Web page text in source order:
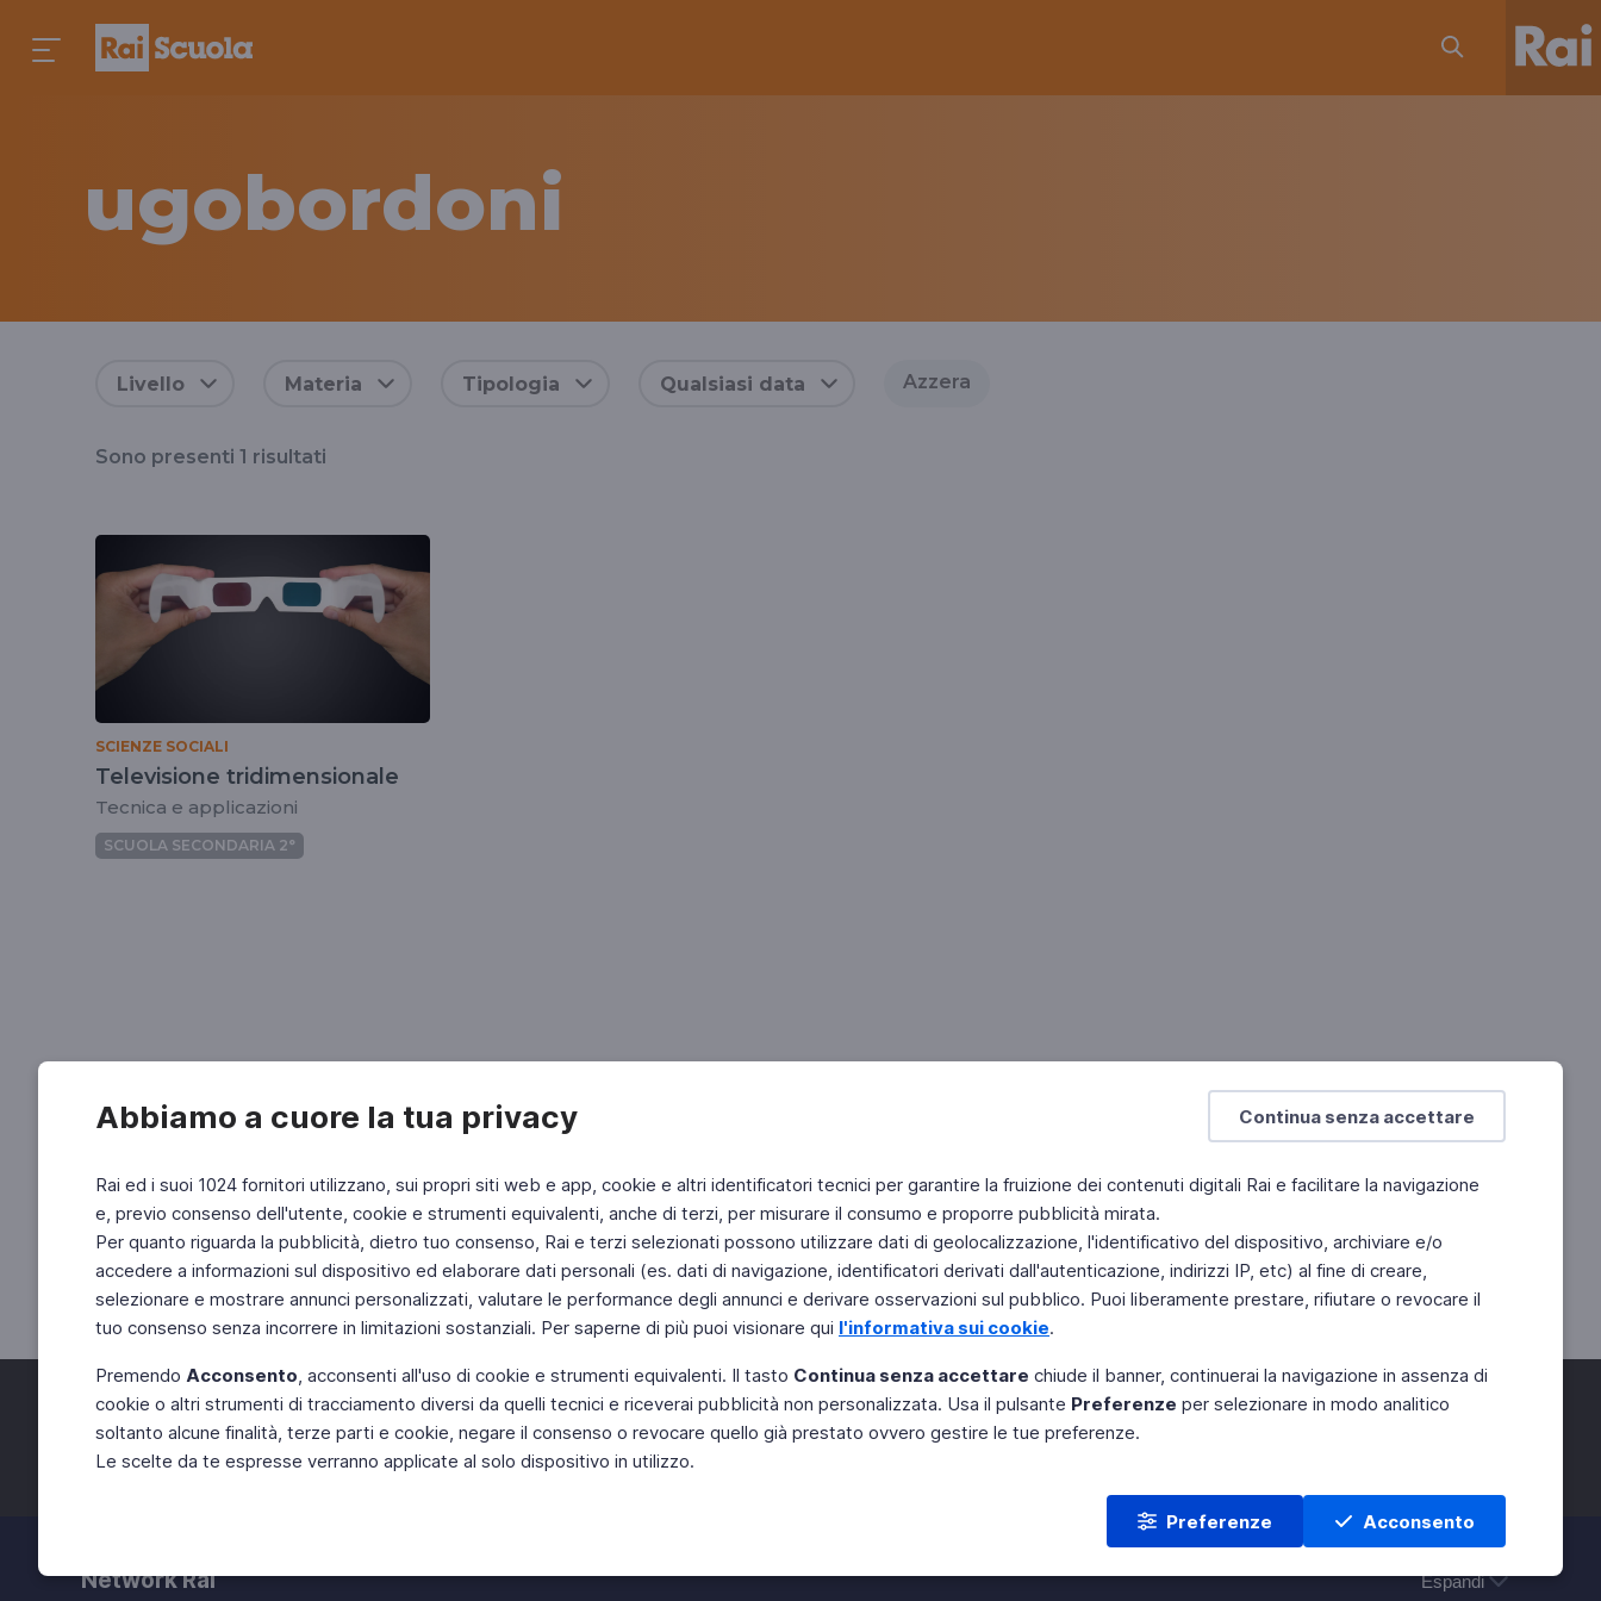
Continua senza accettare
Abbiamo a cuore la tua privacy
Rai ed i suoi 1024 fornitori utilizzano, sui propri siti web e app, cookie e altri identificatori tecnici per garantire la fruizione dei contenuti digitali Rai e facilitare la navigazione
e, previo consenso dell'utente, cookie e strumenti equivalenti, anche di terzi, per misurare il consumo e proporre pubblicità mirata.
Per quanto riguarda la pubblicità, dietro tuo consenso, Rai e terzi selezionati possono utilizzare dati di geolocalizzazione, l'identificativo del dispositivo, archiviare e/o
accedere a informazioni sul dispositivo ed elaborare dati personali (es. dati di navigazione, identificatori derivati dall'autenticazione, indirizzi IP, etc) al fine di creare,
selezionare e mostrare annunci personalizzati, valutare le performance degli annunci e derivare osservazioni sul pubblico. Puoi liberamente prestare, rifiutare o revocare il
tuo consenso senza incorrere in limitazioni sostanziali. Per saperne di più puoi visionare qui l'informativa sui cookie.
Premendo Acconsento, acconsenti all'uso di cookie e strumenti equivalenti. Il tasto Continua senza accettare chiude il banner, continuerai la navigazione in assenza di
cookie o altri strumenti di tracciamento diversi da quelli tecnici e riceverai pubblicità non personalizzata. Usa il pulsante Preferenze per selezionare in modo analitico
soltanto alcune finalità, terze parti e cookie, negare il consenso o revocare quello già prestato ovvero gestire le tue preferenze.
Le scelte da te espresse verranno applicate al solo dispositivo in utilizzo.
Preferenze Acconsento
ugobordoni
tag
ugobordoni
Livello Materia Tipologia Qualsiasi data Azzera
Sono presenti 1 risultati
SCIENZE SOCIALI
Televisione tridimensionale
Tecnica e applicazioni
SCUOLA SECONDARIA 2°
Facebook Twitter Instagram